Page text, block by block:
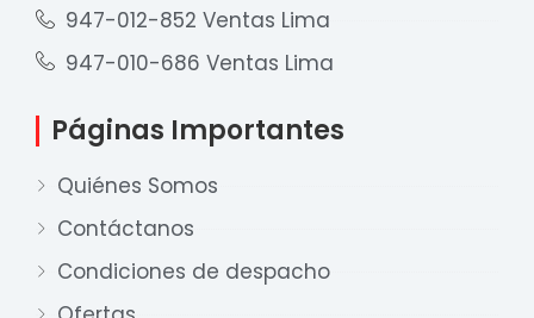
947-012-852 Ventas Lima
947-010-686 Ventas Lima
Páginas Importantes
Quiénes Somos
Contáctanos
Condiciones de despacho